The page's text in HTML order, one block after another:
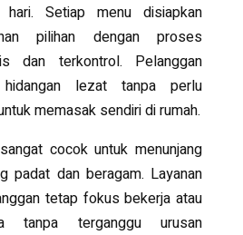
Setiap menu disiapkan
pilihan dengan proses
dan terkontrol. Pelanggan
lezat tanpa perlu
memasak sendiri di rumah.
cocok untuk menunjang
padat dan beragam. Layanan
tetap fokus bekerja atau
tanpa terganggu urusan